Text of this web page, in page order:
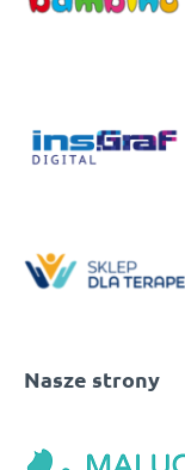
Nasze strony